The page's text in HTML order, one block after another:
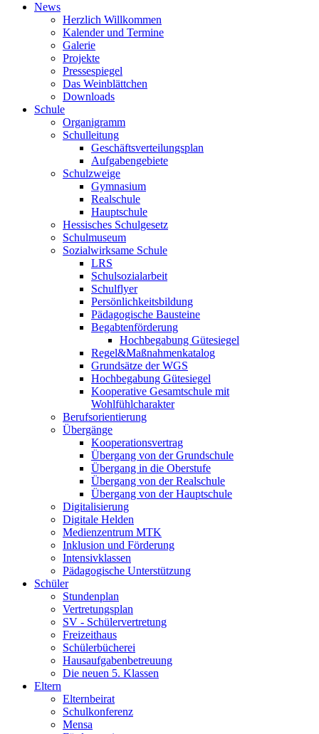
News
Herzlich Willkommen
Kalender und Termine
Galerie
Projekte
Pressespiegel
Das Weinblättchen
Downloads
Schule
Organigramm
Schulleitung
Geschäftsverteilungsplan
Aufgabengebiete
Schulzweige
Gymnasium
Realschule
Hauptschule
Hessisches Schulgesetz
Schulmuseum
Sozialwirksame Schule
LRS
Schulsozialarbeit
Schulflyer
Persönlichkeitsbildung
Pädagogische Bausteine
Begabtenförderung
Hochbegabung Gütesiegel
Regel&Maßnahmenkatalog
Grundsätze der WGS
Hochbegabung Gütesiegel
Kooperative Gesamtschule mit
Wohlfühlcharakter
Berufsorientierung
Übergänge
Kooperationsvertrag
Übergang von der Grundschule
Übergang in die Oberstufe
Übergang von der Realschule
Übergang von der Hauptschule
Digitalisierung
Digitale Helden
Medienzentrum MTK
Inklusion und Förderung
Intensivklassen
Pädagogische Unterstützung
Schüler
Stundenplan
Vertretungsplan
SV - Schülervertretung
Freizeithaus
Schülerbücherei
Hausaufgabenbetreuung
Die neuen 5. Klassen
Eltern
Elternbeirat
Schulkonferenz
Mensa